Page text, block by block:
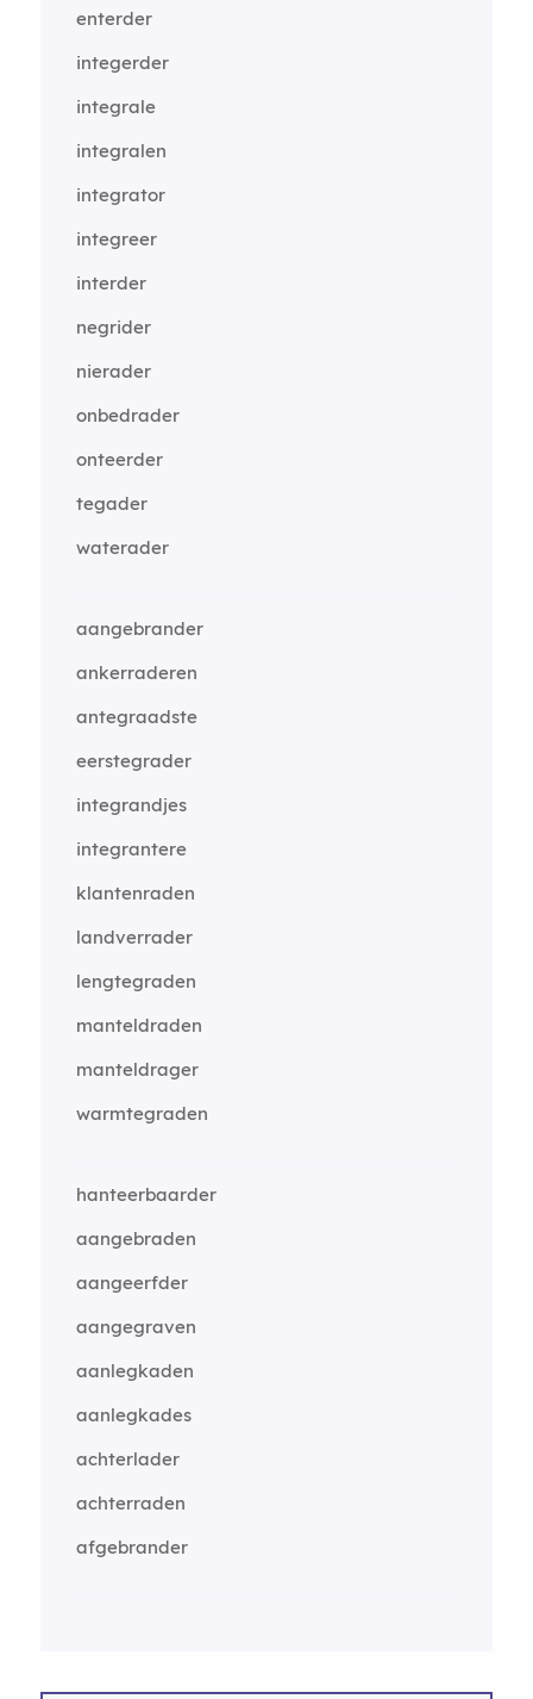
enterder
integerder
integrale
integralen
integrator
integreer
interder
negrider
nierader
onbedrader
onteerder
tegader
waterader
aangebrander
ankerraderen
antegraadste
eerstegrader
integrandjes
integrantere
klantenraden
landverrader
lengtegraden
manteldraden
manteldrager
warmtegraden
hanteerbaarder
aangebraden
aangeerfder
aangegraven
aanlegkaden
aanlegkades
achterlader
achterraden
afgebrander